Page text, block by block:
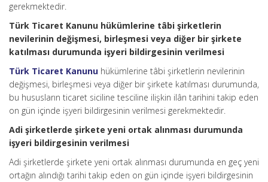
gerekmektedir.
Türk Ticaret Kanunu hükümlerine tâbi şirketlerin
nevilerinin değişmesi, birleşmesi veya diğer bir şirkete
katılması durumunda işyeri bildirgesinin verilmesi
Türk Ticaret Kanunu hükümlerine tâbi şirketlerin nevilerinin
değişmesi, birleşmesi veya diğer bir şirkete katılması durumunda,
bu hususların ticaret siciline tesciline ilişkin ilân tarihini takip eden
on gün içinde işyeri bildirgesinin verilmesi gerekmektedir.
Adi şirketlerde şirkete yeni ortak alınması durumunda
işyeri bildirgesinin verilmesi
Adi şirketlerde şirkete yeni ortak alınması durumunda en geç yeni
ortağın alındığı tarihi takip eden on gün içinde işyeri bildirgesinin